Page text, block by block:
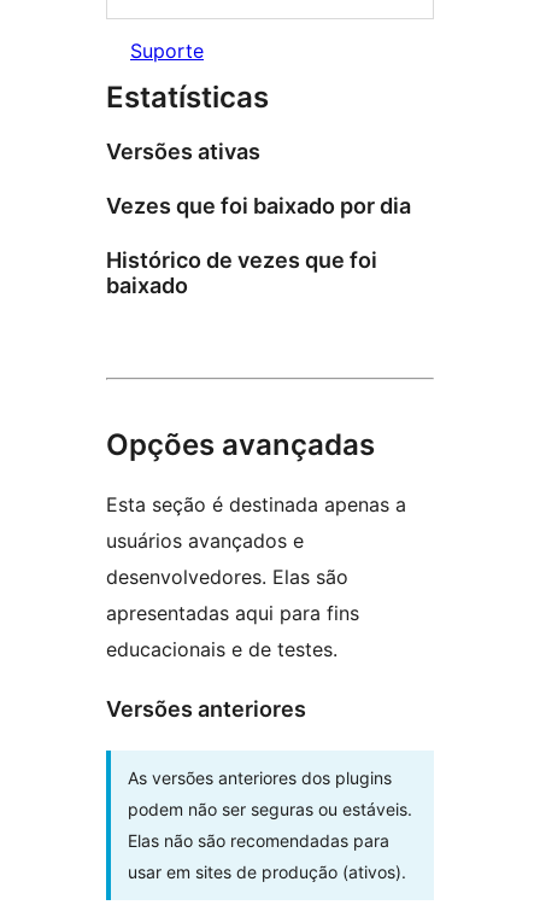
Suporte
Estatísticas
Versões ativas
Vezes que foi baixado por dia
Histórico de vezes que foi
baixado
Opções avançadas
Esta seção é destinada apenas a
usuários avançados e
desenvolvedores. Elas são
apresentadas aqui para fins
educacionais e de testes.
Versões anteriores
As versões anteriores dos plugins
podem não ser seguras ou estáveis.
Elas não são recomendadas para
usar em sites de produção (ativos).